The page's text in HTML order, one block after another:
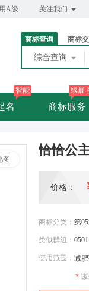
A级 关注我们
商标查询 商标
综合查询
名
智能
商标服务
续展
图
恰恰公
价格：
商标分类： 第
类似群组：
使用范围： 减
*